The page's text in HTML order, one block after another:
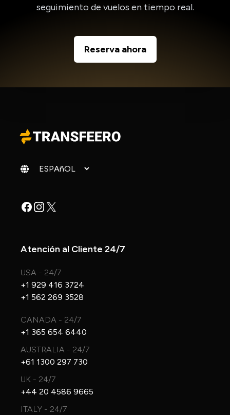
seguimiento de vuelos en tiempo real.
Reserva ahora
Cambiar idioma
Facebook
Instagram
X
Atención al Cliente 24/7
USA - 24/7
+1 929 416 3724
+1 562 269 3528
CANADA - 24/7
+1 365 654 6440
AUSTRALIA - 24/7
+61 1300 297 730
UK - 24/7
+44 20 4586 9665
ITALY - 24/7